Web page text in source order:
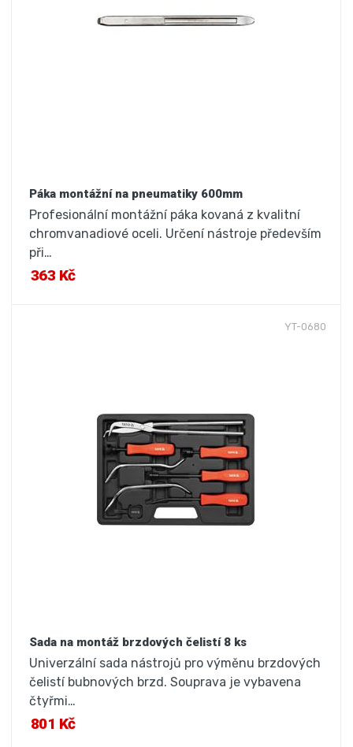
Páka montážní na pneumatiky 600mm
Profesionální montážní páka kovaná z kvalitní
chromvanadiové oceli. Určení nástroje především
při…
363 Kč
YT-0680
Sada na montáž brzdových čelistí 8 ks
Univerzální sada nástrojů pro výměnu brzdových
čelistí bubnových brzd. Souprava je vybavena
čtyřmi…
801 Kč